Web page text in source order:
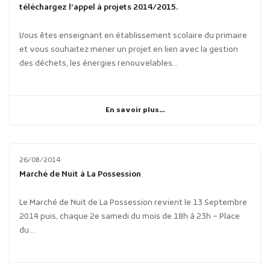
téléchargez l’appel à projets 2014/2015.
Vous êtes enseignant en établissement scolaire du primaire
et vous souhaitez mener un projet en lien avec la gestion
des déchets, les énergies renouvelables...
En savoir plus...
26/08/2014
Marché de Nuit à La Possession
Le Marché de Nuit de La Possession revient le 13 Septembre
2014 puis, chaque 2e samedi du mois de 18h à 23h – Place
du...